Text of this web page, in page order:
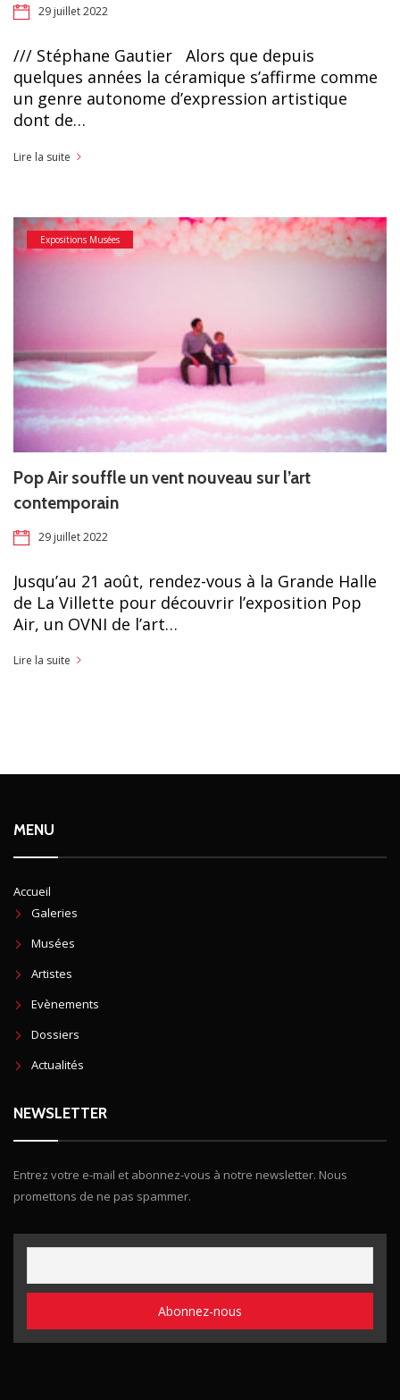
29 juillet 2022
/// Stéphane Gautier Alors que depuis
quelques années la céramique s’affirme comme
un genre autonome d’expression artistique
dont de…
Lire la suite
Expositions Musées
Pop Air souffle un vent nouveau sur l’art
contemporain
29 juillet 2022
Jusqu’au 21 août, rendez-vous à la Grande Halle
de La Villette pour découvrir l’exposition Pop
Air, un OVNI de l’art…
Lire la suite
MENU
Accueil
Galeries
Musées
Artistes
Evènements
Dossiers
Actualités
NEWSLETTER
Entrez votre e-mail et abonnez-vous à notre newsletter. Nous
promettons de ne pas spammer.